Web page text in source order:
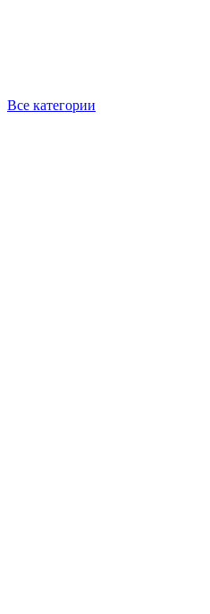
Все категории